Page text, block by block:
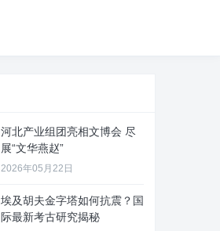
河北产业组团亮相文博会 尽
展“文华燕赵”
2026年05月22日
埃及胡夫金字塔如何抗震？国
际最新考古研究揭秘